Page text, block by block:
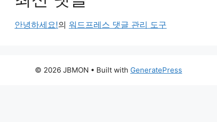
안녕하세요!의 워드프레스 댓글 관리 도구
© 2026 JBMON • Built with GeneratePress